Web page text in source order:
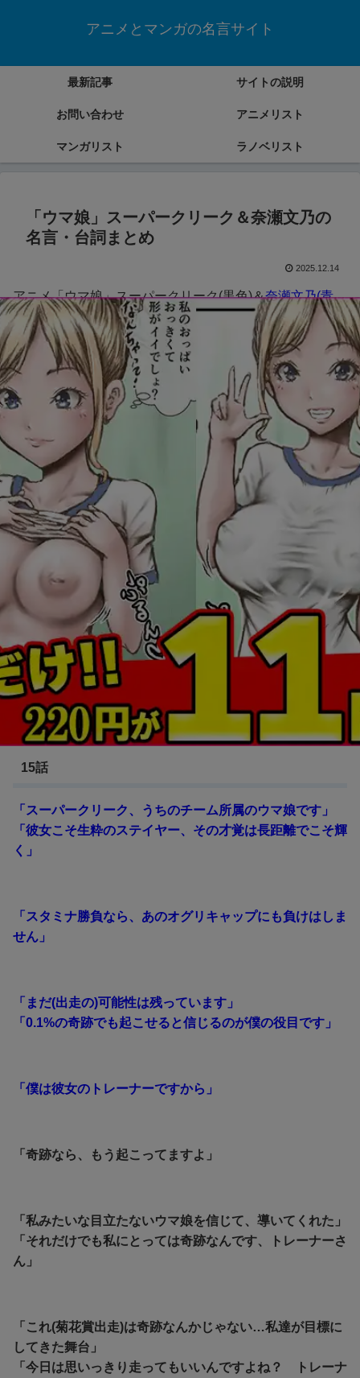
アニメとマンガの名言サイト
最新記事 サイトの説明
お問い合わせ アニメリスト
マンガリスト ラノベリスト
「ウマ娘」スーパークリーク＆奈瀬文乃の
名言・台詞まとめ
2025.12.14
アニメ「ウマ娘」スーパークリーク(黒色)＆奈瀬文乃(青
色)の名言・台詞をまとめていきます。
ウマ娘 シンデレラグレイ
15話
「スーパークリーク、うちのチーム所属のウマ娘です」
「彼女こそ生粋のステイヤー、その才覚は長距離でこそ輝
く」
「スタミナ勝負なら、あのオグリキャップにも負けはしま
せん」
「まだ(出走の)可能性は残っています」
「0.1%の奇跡でも起こせると信じるのが僕の役目です」
「僕は彼女のトレーナーですから」
「奇跡なら、もう起こってますよ」
「私みたいな目立たないウマ娘を信じて、導いてくれた」
「それだけでも私にとっては奇跡なんです、トレーナーさ
ん」
「これ(菊花賞出走)は奇跡なんかじゃない…私達が目標に
してきた舞台」
「今日は思いっきり走ってもいいんですよね？ トレーナ